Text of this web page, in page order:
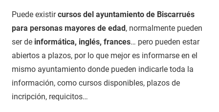
Puede existircursos del ayuntamiento de Biscarrués
para personas mayores de edad, normalmente pueden
ser de informática, inglés, frances… pero pueden estar
abiertos a plazos, por lo que mejor es informarse en el
mismo ayuntamiento donde pueden indicarle toda la
información, como cursos disponibles, plazos de
incripción, requicitos…